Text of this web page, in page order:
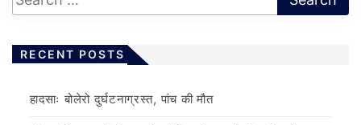
RECENT POSTS
हादसाः बोलेरो दुर्घटनाग्रस्त, पांच की मौत